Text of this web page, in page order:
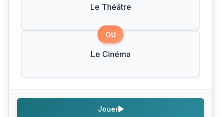
Le Théâtre
OU
Le Cinéma
Jouer